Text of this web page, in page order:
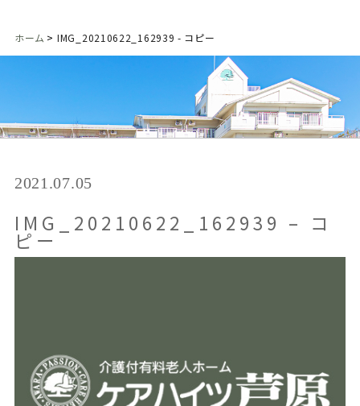
ホーム IMG_20210622_162939 - コピー
2021.07.05
IMG_20210622_162939 – コ
ピー